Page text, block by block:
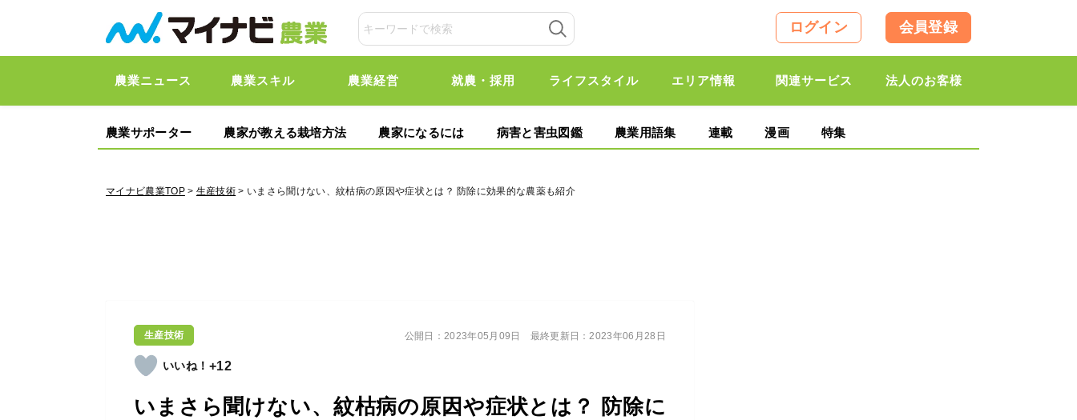
ログイン 会員登録
農業ニュース 農業スキル 農業経営 就農・採用 ライフスタイル エリア情報 関連サービス 法人のお客様
農業サポーター 農家が教える栽培方法 農家になるには 病害と害虫図鑑 農業用語集 連載 漫画 特集
マイナビ農業TOP> 生産技術 > いまさら聞けない、紋枯病の原因や症状とは？ 防除に効果的な農薬も紹介
生産技術
+12
いまさら聞けない、紋枯病の原因や症状とは？ 防除に
公開日：2023年05月09日 最終更新日：2023年06月28日